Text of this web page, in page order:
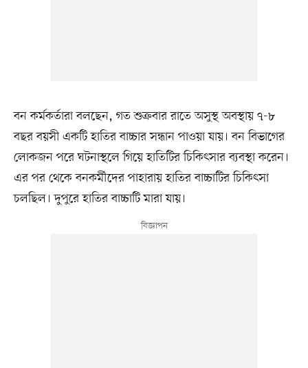
বন কর্মকর্তারা বলছেন, গত শুক্রবার রাতে অসুস্থ অবস্থায় ৭-৮
বছর বয়সী একটি হাতির বাচ্চার সন্ধান পাওয়া যায়। বন বিভাগের
লোকজন পরে ঘটনাস্থলে গিয়ে হাতিটির চিকিৎসার ব্যবস্থা করেন।
এর পর থেকে বনকর্মীদের পাহারায় হাতির বাচ্চাটির চিকিৎসা
চলছিল। দুপুরে হাতির বাচ্চাটি মারা যায়।